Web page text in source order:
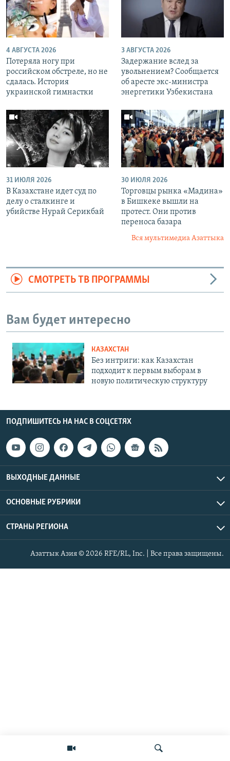
4 АВГУСТА 2026
Потеряла ногу при
российском обстреле, но не
сдалась. История
украинской гимнастки
3 АВГУСТА 2026
Задержание вслед за
увольнением? Сообщается
об аресте экс-министра
энергетики Узбекистана
31 ИЮЛЯ 2026
В Казахстане идет суд по
делу о сталкинге и
убийстве Нурай Серикбай
30 ИЮЛЯ 2026
Торговцы рынка «Мадина»
в Бишкеке вышли на
протест. Они против
переноса базара
Вся мультимедиа Азаттыка
СМОТРЕТЬ ТВ ПРОГРАММЫ
Вам будет интересно
КАЗАХСТАН
Без интриги: как Казахстан
подходит к первым выборам в
новую политическую структуру
ПОДПИШИТЕСЬ НА НАС В СОЦСЕТЯХ
ВЫХОДНЫЕ ДАННЫЕ
ОСНОВНЫЕ РУБРИКИ
СТРАНЫ РЕГИОНА
Азаттык Азия © 2026 RFE/RL, Inc. | Все права защищены.